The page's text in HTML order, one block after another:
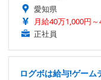
愛知県
月給40万1,000円
正社員
ログボは給与!ゲー